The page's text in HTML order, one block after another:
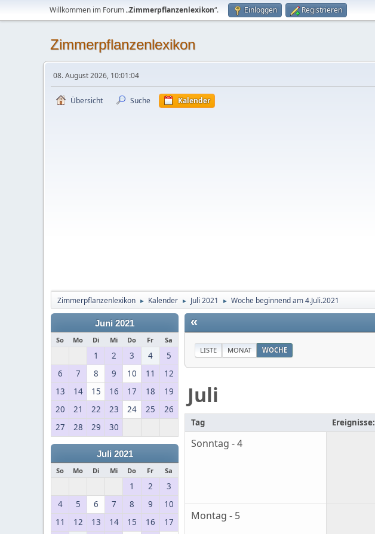
Willkommen im Forum „Zimmerpflanzenlexikon“. Einloggen Registrieren
Zimmerpflanzenlexikon
08. August 2026, 10:01:04
Übersicht Suche Kalender
Zimmerpflanzenlexikon ► Kalender ► Juli 2021 ► Woche beginnend am 4.Juli.2021
Juni 2021
So Mo Di Mi Do Fr Sa
1 2 3 4
5
6
7 8 9 10 11
12
13
14 15 16 17 18
19
20
21 22 23 24 25
26
27
28 29 30
Juli 2021
So Mo Di Mi Do Fr Sa
1 2
3
4
5 6 7 8 9
10
11
12 13 14 15 16
17
«
LISTE MONAT WOCHE
Juli
Tag Ereignisse:
Sonntag - 4
Montag - 5